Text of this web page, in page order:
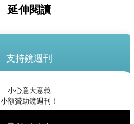
延伸閱讀
支持鏡週刊
小心意大意義
小額贊助鏡週刊！